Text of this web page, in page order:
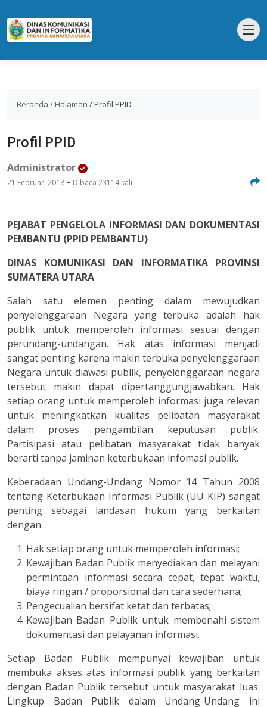
Beranda / Halaman /Profil PPID
Profil PPID
Administrator
21 Februari 2018 - Dibaca 23114 kali
PEJABAT PENGELOLA INFORMASI DAN DOKUMENTASI
PEMBANTU (PPID PEMBANTU)
DINAS KOMUNIKASI DAN INFORMATIKA PROVINSI
SUMATERA UTARA
Salah satu elemen penting dalam mewujudkan
penyelenggaraan Negara yang terbuka adalah hak
publik untuk memperoleh informasi sesuai dengan
perundang-undangan. Hak atas informasi menjadi
sangat penting karena makin terbuka penyelenggaraan
Negara untuk diawasi publik, penyelenggaraan negara
tersebut makin dapat dipertanggungjawabkan. Hak
setiap orang untuk memperoleh informasi juga relevan
untuk meningkatkan kualitas pelibatan masyarakat
dalam proses pengambilan keputusan publik.
Partisipasi atau pelibatan masyarakat tidak banyak
berarti tanpa jaminan keterbukaan infomasi publik.
Keberadaan Undang-Undang Nomor 14 Tahun 2008
tentang Keterbukaan Informasi Publik (UU KIP) sangat
penting sebagai landasan hukum yang berkaitan
dengan:
Hak setiap orang untuk memperoleh informasi;
Kewajiban Badan Publik menyediakan dan melayani
permintaan informasi secara cepat, tepat waktu,
biaya ringan / proporsional dan cara sederhana;
Pengecualian bersifat ketat dan terbatas;
Kewajiban Badan Publik untuk membenahi sistem
dokumentasi dan pelayanan informasi.
Setiap Badan Publik mempunyai kewajiban untuk
membuka akses atas informasi publik yang berkaitan
dengan Badan Publik tersebut untuk masyarakat luas.
Lingkup Badan Publik dalam Undang-Undang ini